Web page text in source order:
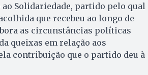
Solidariedade, partido pelo qual
que recebeu ao longo de
as circunstâncias políticas
queixas em relação aos
contribuição que o partido deu à